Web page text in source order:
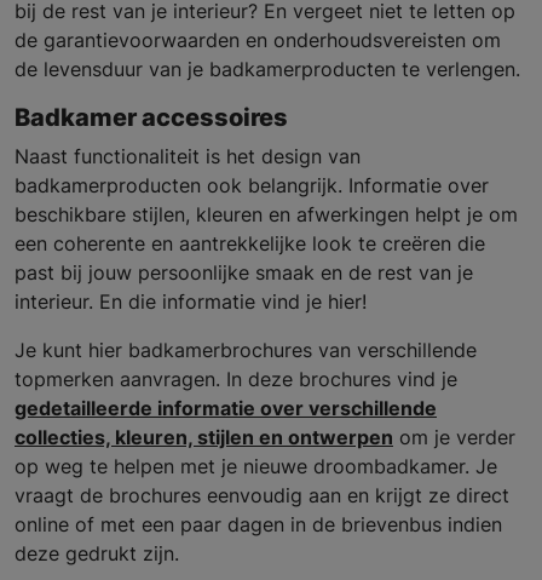
bij de rest van je interieur? En vergeet niet te letten op
de garantievoorwaarden en onderhoudsvereisten om
de levensduur van je badkamerproducten te verlengen.
Badkamer accessoires
Naast functionaliteit is het design van
badkamerproducten ook belangrijk. Informatie over
beschikbare stijlen, kleuren en afwerkingen helpt je om
een coherente en aantrekkelijke look te creëren die
past bij jouw persoonlijke smaak en de rest van je
interieur. En die informatie vind je hier!
Je kunt hier badkamerbrochures van verschillende
topmerken aanvragen. In deze brochures vind je
gedetailleerde informatie over verschillende
collecties, kleuren, stijlen en ontwerpen om je verder
op weg te helpen met je nieuwe droombadkamer. Je
vraagt de brochures eenvoudig aan en krijgt ze direct
online of met een paar dagen in de brievenbus indien
deze gedrukt zijn.